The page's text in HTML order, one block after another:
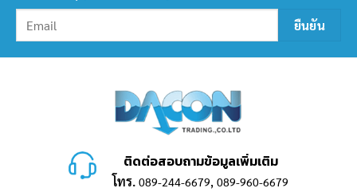
ติดต่อสอบถามข้อมูลเพิ่มเติม
โทร. 089-244-6679, 089-960-6679